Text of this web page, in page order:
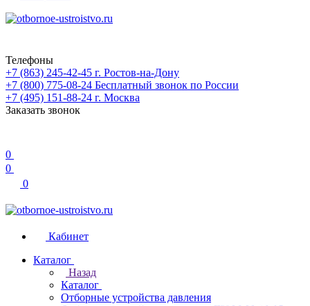
Телефоны
+7 (863) 245-42-45 г. Ростов-на-Дону
+7 (800) 775-08-24 Бесплатный звонок по России
+7 (495) 151-88-24 г. Москва
Заказать звонок
0
0
0
Кабинет
Каталог
Назад
Каталог
Отборные устройства давления